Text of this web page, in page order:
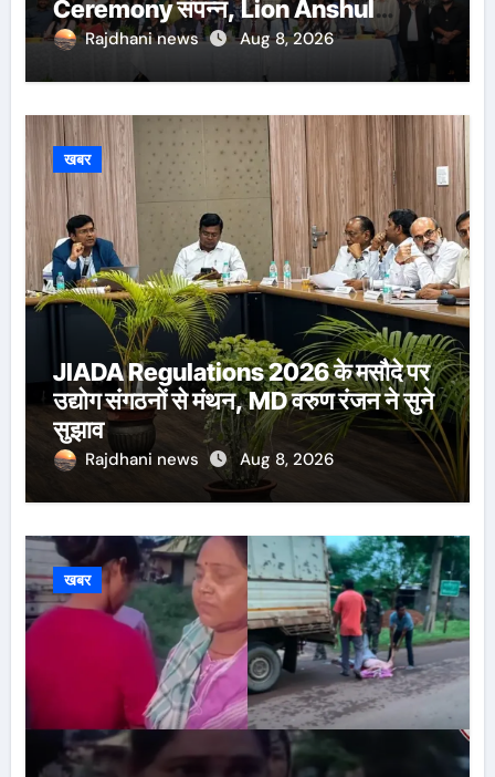
Ceremony संपन्न, Lion Anshul
Ringasia ने संभाला अध्यक्ष पद
Rajdhani news Aug 8, 2026
खबर
JIADA Regulations 2026 के मसौदे पर
उद्योग संगठनों से मंथन, MD वरुण रंजन ने सुने
सुझाव
Rajdhani news Aug 8, 2026
खबर